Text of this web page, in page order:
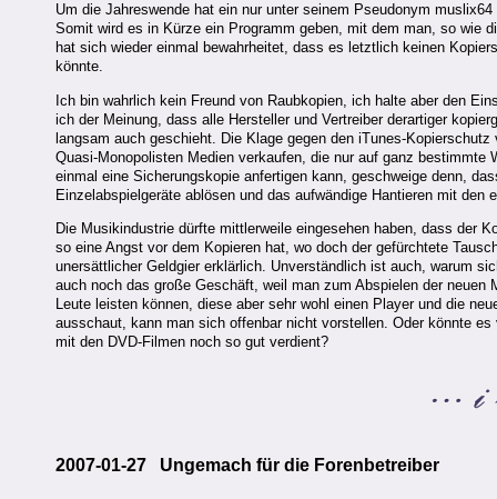
Um die Jahreswende hat ein nur unter seinem Pseudonym
Somit wird es in Kürze ein Programm geben, mit dem man, so wie
hat sich wieder einmal bewahrheitet, dass es letztlich keinen
könnte.
Ich bin wahrlich kein Freund von Raubkopien, ich halte aber den
ich der Meinung, dass alle Hersteller und Vertreiber derartiger
langsam auch geschieht. Die Klage gegen den iTunes-
Quasi-Monopolisten Medien verkaufen, die nur auf ganz
einmal eine Sicherungskopie anfertigen kann, geschweige denn,
Einzelabspielgeräte ablösen und das aufwändige Hantieren mit
Die Musikindustrie dürfte mittlerweile eingesehen haben, dass der
so eine Angst vor dem Kopieren hat, wo doch der gefürchtete
unersättlicher Geldgier erklärlich. Unverständlich ist auch, warum
auch noch das große Geschäft, weil man zum Abspielen der
Leute leisten können, diese aber sehr wohl einen Player und die
ausschaut, kann man sich offenbar nicht vorstellen. Oder könnte
mit den DVD-Filmen noch so gut verdient?
2007-01-27 Ungemach für die Forenbetreiber